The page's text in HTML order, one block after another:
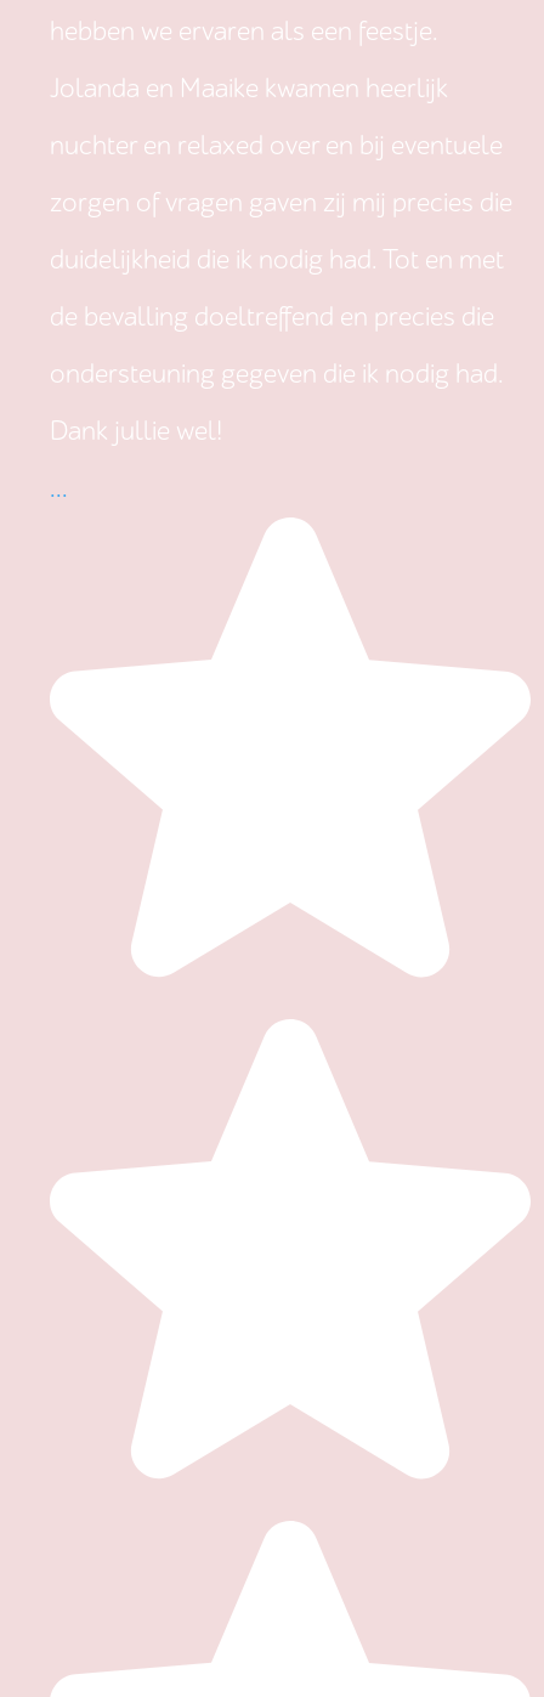
hebben we ervaren als een feestje.
Jolanda en Maaike kwamen heerlijk
nuchter en relaxed over en bij eventuele
zorgen of vragen gaven zij mij precies die
duidelijkheid die ik nodig had. Tot en met
de bevalling doeltreffend en precies die
ondersteuning gegeven die ik nodig had.
Dank jullie wel!
...